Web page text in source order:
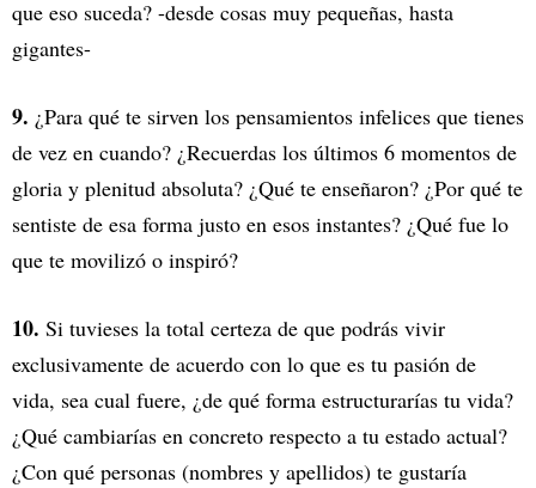
que eso suceda? -desde cosas muy pequeñas, hasta
gigantes-
9. ¿Para qué te sirven los pensamientos infelices que tienes
de vez en cuando? ¿Recuerdas los últimos 6 momentos de
gloria y plenitud absoluta? ¿Qué te enseñaron? ¿Por qué te
sentiste de esa forma justo en esos instantes? ¿Qué fue lo
que te movilizó o inspiró?
10. Si tuvieses la total certeza de que podrás vivir
exclusivamente de acuerdo con lo que es tu pasión de
vida, sea cual fuere, ¿de qué forma estructurarías tu vida?
¿Qué cambiarías en concreto respecto a tu estado actual?
¿Con qué personas (nombres y apellidos) te gustaría